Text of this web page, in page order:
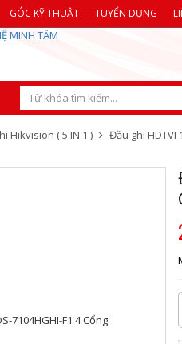
GÓC KỸ THUẬT TUYỂN DỤNG
Hikvision ( 5 IN 1 ) Đầu ghi HDTVI